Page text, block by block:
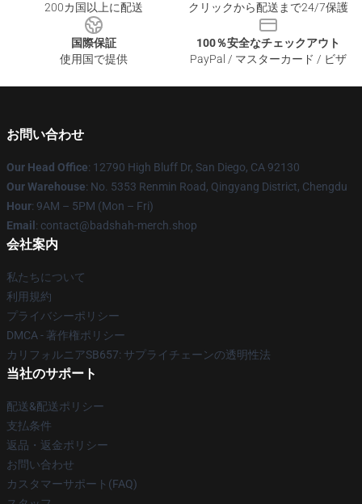
200カ国以上に配送
クリックから配送まで24/7保護
国際保証
使用国で提供
100％安全なチェックアウト
PayPal / マスターカード / ビザ
お問い合わせ
Our Head Office: 12790 High Bluff Dr, San Diego, CA 92130
Our Warehouse: No. 5353 Renmin Road, Qingyang District, Chengdu
Hour: 9AM – 5PM (Mon – Fri)
Email : contact@badshah-merch.shop
会社案内
私たちについて
利用規約
プライバシーポリシー
DMCA - 著作権ポリシー
カリフォルニアSB657: サプライチェーンの透明性法
当社のサポート
配送&配送ポリシー
支払条件
返品・返金ポリシー
お問い合わせ
カスタマーサポート(FAQ)